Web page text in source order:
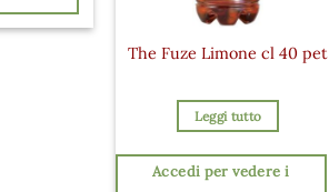
The Fuze Limone cl 40 pet
Leggi tutto
Accedi per vedere i